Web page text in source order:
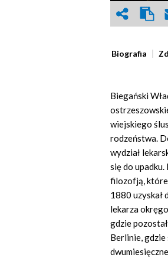
Biografia
Biegański
wiejskiego
rodzeństwa.
wydział
się do
filozofją,
1880 uzyskał
lekarza
gdzie
Berlinie, gdzie